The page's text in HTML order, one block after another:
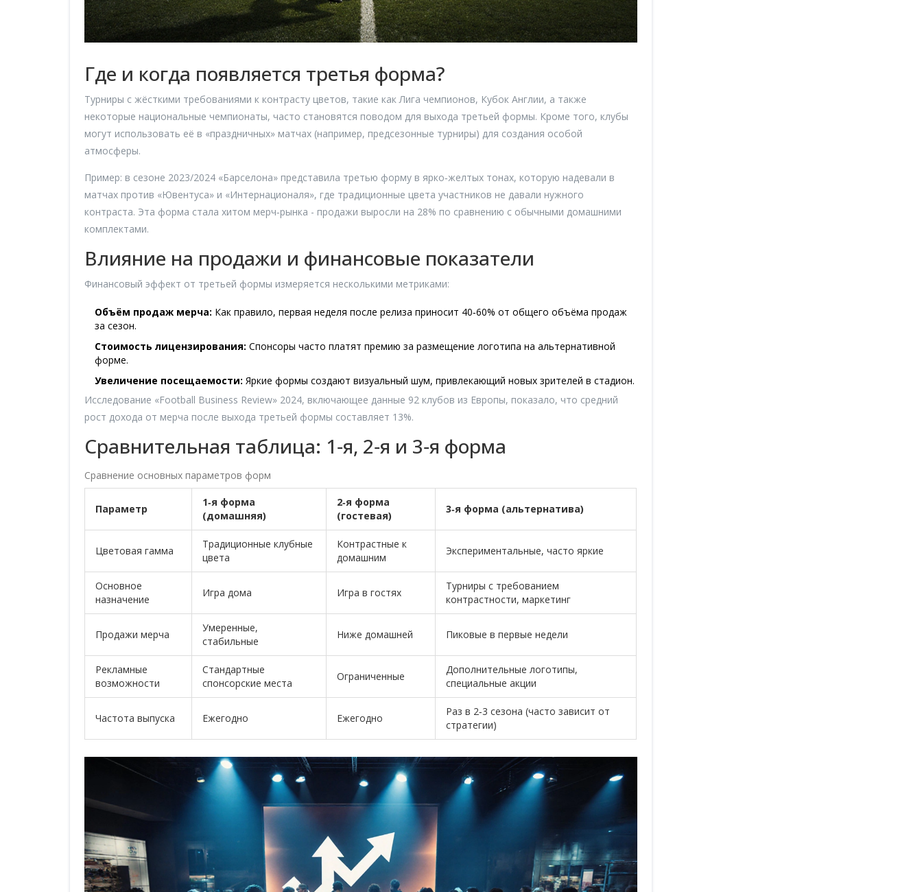
Где и когда появляется третья форма?
Турниры с жёсткими требованиями к контрасту цветов, такие как Лига чемпионов, Кубок Англии, а также
некоторые национальные чемпионаты, часто становятся поводом для выхода третьей формы. Кроме того, клубы
могут использовать её в «праздничных» матчах (например, предсезонные турниры) для создания особой
атмосферы.
Пример: в сезоне 2023/2024 «Барселона» представила третью форму в ярко‑желтых тонах, которую надевали в
матчах против «Ювентуса» и «Интернационаля», где традиционные цвета участников не давали нужного
контраста. Эта форма стала хитом мерч‑рынка - продажи выросли на 28% по сравнению с обычными домашними
комплектами.
Влияние на продажи и финансовые показатели
Финансовый эффект от третьей формы измеряется несколькими метриками:
Объём продаж мерча: Как правило, первая неделя после релиза приносит 40‑60% от общего объёма продаж
за сезон.
Стоимость лицензирования: Спонсоры часто платят премию за размещение логотипа на альтернативной
форме.
Увеличение посещаемости: Яркие формы создают визуальный шум, привлекающий новых зрителей в стадион.
Исследование «Football Business Review» 2024, включающее данные 92 клубов из Европы, показало, что средний
рост дохода от мерча после выхода третьей формы составляет 13%.
Сравнительная таблица: 1‑я, 2‑я и 3‑я форма
Сравнение основных параметров форм
Параметр
1‑я форма
(домашняя)
2‑я форма
(гостевая)
3‑я форма (альтернатива)
Цветовая гамма
Традиционные клубные
цвета
Контрастные к
домашним
Экспериментальные, часто яркие
Основное
назначение
Игра дома Игра в гостях
Турниры с требованием
контрастности, маркетинг
Продажи мерча
Умеренные,
стабильные
Ниже домашней Пиковые в первые недели
Рекламные
возможности
Стандартные
спонсорские места
Ограниченные
Дополнительные логотипы,
специальные акции
Частота выпуска Ежегодно Ежегодно
Раз в 2‑3 сезона (часто зависит от
стратегии)